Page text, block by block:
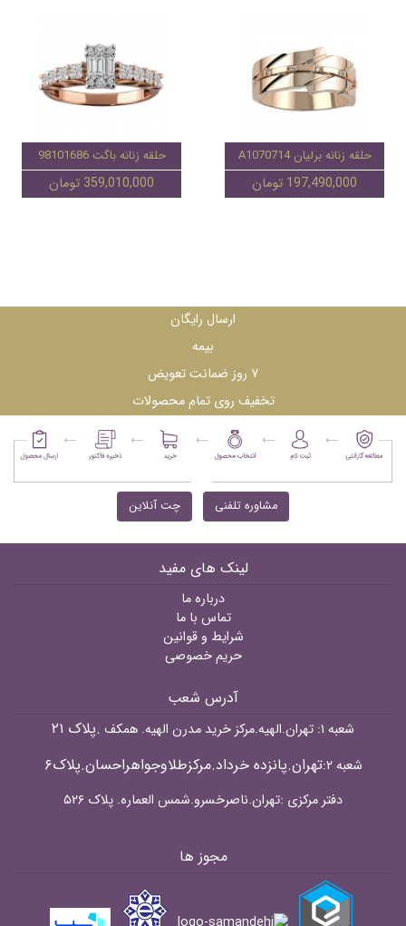
حلقه زنانه برلیان A1070714
197,490,000 تومان
حلقه زنانه باگت 98101686
359,010,000 تومان
ارسال رایگان
بیمه
۷ روز ضمانت تعویض
تخفیف روی تمام محصولات
مشاوره تلفنی چت آنلاین
لینک های مفید
درباره ما
تماس با ما
شرایط و قوانین
حریم خصوصی
آدرس شعب
شعبه ۱: تهران.الهیه.مرکز خرید مدرن الهیه. همکف .پلاک ۲۱
شعبه ۲: تهران.پانزده خرداد.مرکزطلاوجواهراحسان.پلاک۶
دفتر مرکزی :تهران.ناصرخسرو.شمس العماره. پلاک ۵۲۶
مجوز ها